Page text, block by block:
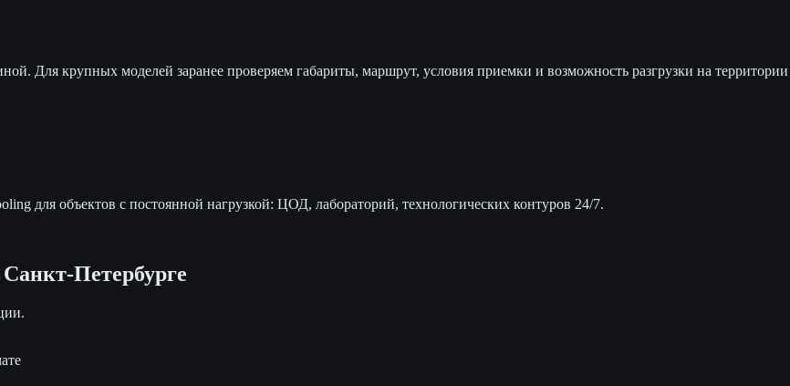
Для крупных моделей заранее проверяем габариты, маршрут, условия приемки и возможность разгрузки на территории
для объектов с постоянной нагрузкой: ЦОД, лабораторий, технологических контуров 24/7.
Санкт-Петербурге